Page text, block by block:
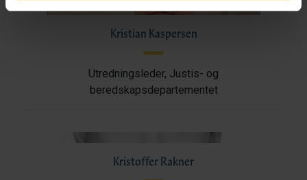
Kristian Kaspersen
Utredningsleder, Justis- og
beredskapsdepartementet
Kristoffer Rakner